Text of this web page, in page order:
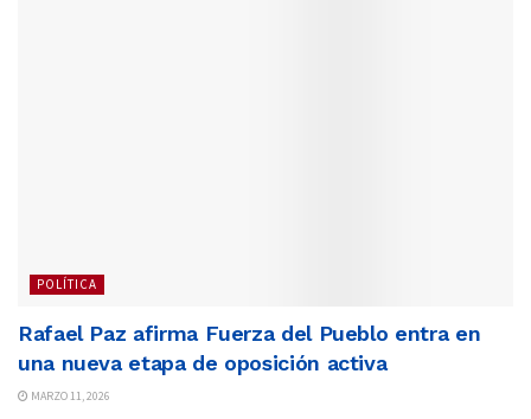
POLÍTICA
Rafael Paz afirma Fuerza del Pueblo entra en
una nueva etapa de oposición activa
MARZO 11, 2026